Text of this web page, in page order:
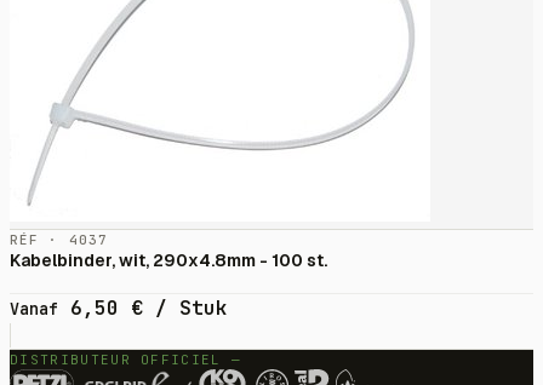
RÉF · 4037
Kabelbinder, wit, 290x4.8mm - 100 st.
Vanaf 6,50 € / Stuk
DISTRIBUTEUR OFFICIEL —